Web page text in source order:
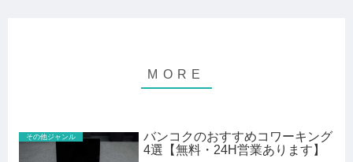
その他ジャンル
バンコクのおすすめコワーキング
4選【無料・24H営業あります】